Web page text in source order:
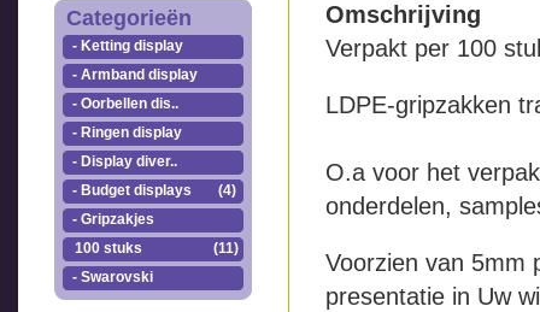
Categorieën
- Ketting display
- Armband display
- Oorbellen dis..
- Ringen display
- Display diver..
- Budget displays
(4)
- Gripzakjes
100 stuks
(11)
- Swarovski
Omschrijving
Verpakt per 100
LDPE-gripzakken
O.a voor het
onderdelen,
Voorzien van 5mm
presentatie in Uw